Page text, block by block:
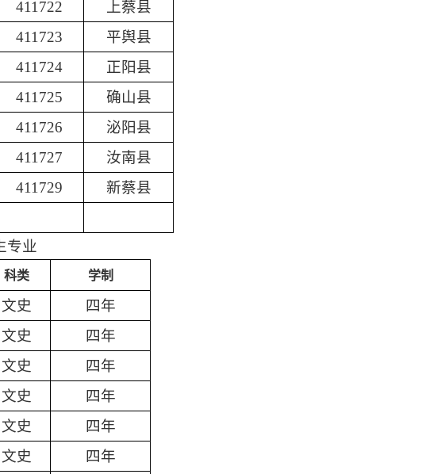
411722
上蔡县
411723
平舆县
411724
正阳县
411725
确山县
411726
泌阳县
411727
汝南县
411729
新蔡县
专业
科类 学制
文史
四年
文史
四年
文史
四年
文史
四年
文史
四年
文史 四年